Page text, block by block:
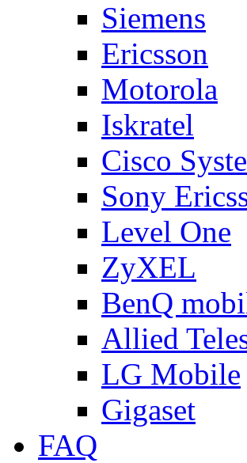
Siemens
Ericsson
Motorola
Iskratel
Cisco
Sony
Level One
ZyXEL
BenQ
Allied
LG Mobile
Gigaset
FAQ